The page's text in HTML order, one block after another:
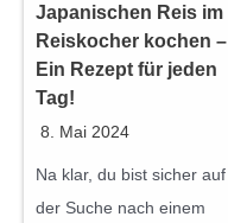
Japanischen Reis im
Reiskocher kochen –
Ein Rezept für jeden
Tag!
8. Mai 2024
Na klar, du bist sicher auf
der Suche nach einem